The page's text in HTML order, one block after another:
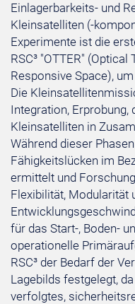
Einlagerbarkeits- und
Kleinsatelliten (-
Experimente ist die
RSC³ "OTTER"
Responsive Space),
Die
Integration, Erprobung,
Kleinsatelliten in
Während dieser
Fähigkeitslücken im
ermittelt und
Flexibilität, Modularität
für das Start-, Boden-
operationelle
RSC³ der Bedarf der
Lagebilds festgelegt,
verfolgtes,